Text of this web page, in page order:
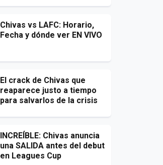
Chivas vs LAFC: Horario,
Fecha y dónde ver EN VIVO
El crack de Chivas que
reaparece justo a tiempo
para salvarlos de la crisis
INCREÍBLE: Chivas anuncia
una SALIDA antes del debut
en Leagues Cup